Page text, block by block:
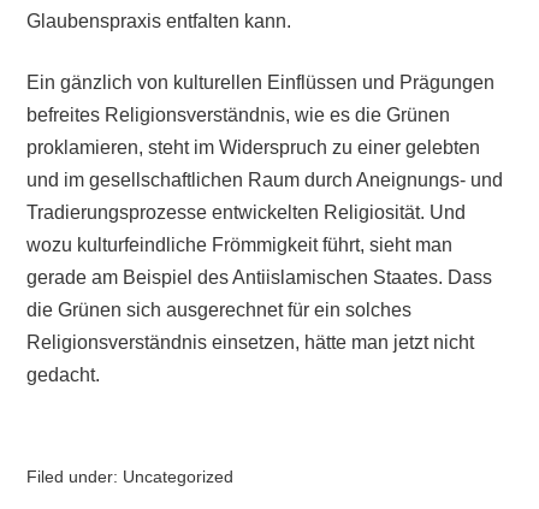
Glaubenspraxis entfalten kann.
Ein gänzlich von kulturellen Einflüssen und Prägungen
befreites Religionsverständnis, wie es die Grünen
proklamieren, steht im Widerspruch zu einer gelebten
und im gesellschaftlichen Raum durch Aneignungs- und
Tradierungsprozesse entwickelten Religiosität. Und
wozu kulturfeindliche Frömmigkeit führt, sieht man
gerade am Beispiel des Antiislamischen Staates. Dass
die Grünen sich ausgerechnet für ein solches
Religionsverständnis einsetzen, hätte man jetzt nicht
gedacht.
Filed under: Uncategorized